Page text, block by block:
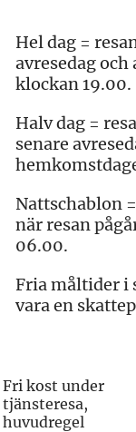
Hel dag =
avresedag
klockan 19.00.
Halv dag =
senare
Nattschablon
när resan
06.00.
Fria måltider i
vara en
Fri kost under
tjänsteresa,
huvudregel